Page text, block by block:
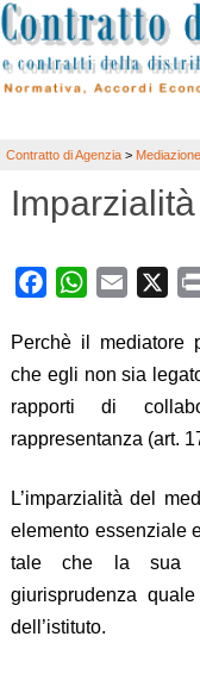
Contratto di Agenzia > Mediazione
Imparzialità
FacebookWhatsApp
Email
Perchè il mediatore
che egli non sia
rapporti di
rappresentanza (art.
L’imparzialità del
elemento essenziale
tale che la sua
giurisprudenza
dell’istituto.